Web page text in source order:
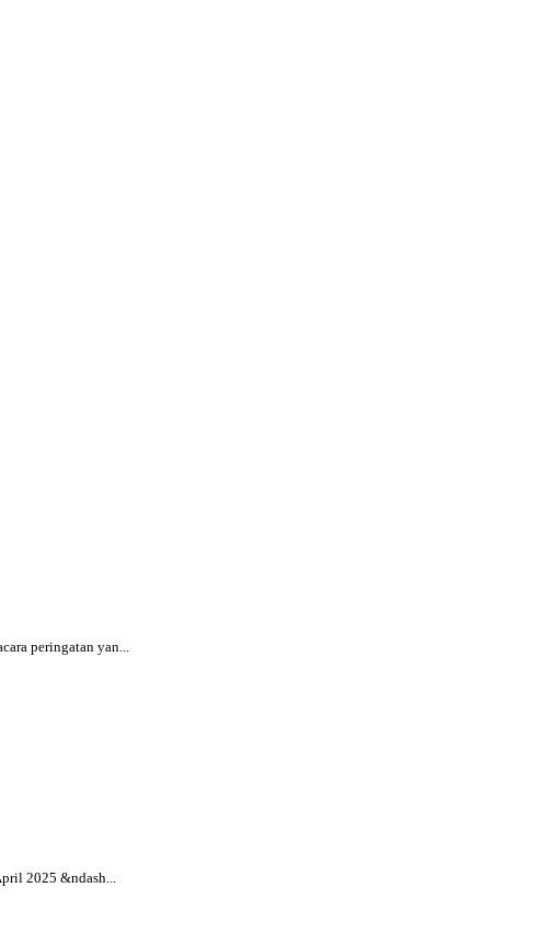
peringatan yan...
2025 &ndash...